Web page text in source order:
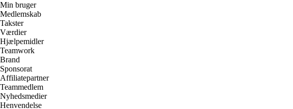
Min bruger
Medlemskab
Takster
Værdier
Hjælpemidler
Teamwork
Brand
Sponsorat
Affiliatepartner
Teammedlem
Nyhedsmedier
Henvendelse